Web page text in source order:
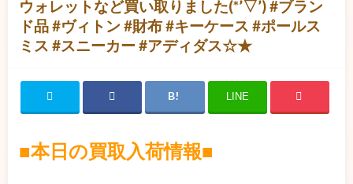
ウォレットなど買い取りました(*’▽’) #ブラン
ド品 #ヴィトン #財布 #キーケース #ポールス
ミス #スニーカー #アディダス☆★
LINE
■本日の買取入荷情報■